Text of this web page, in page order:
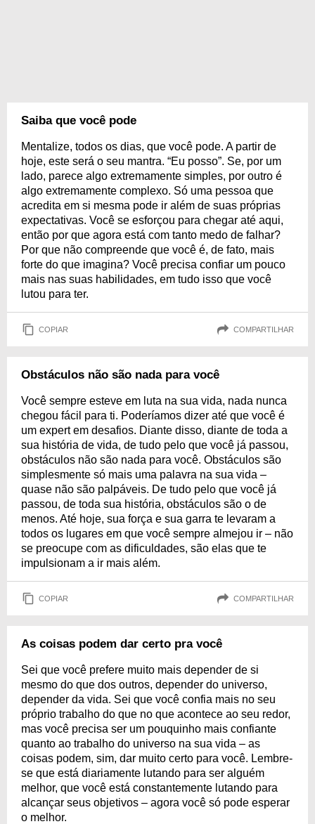
Saiba que você pode
Mentalize, todos os dias, que você pode. A partir de
hoje, este será o seu mantra. “Eu posso”. Se, por um
lado, parece algo extremamente simples, por outro é
algo extremamente complexo. Só uma pessoa que
acredita em si mesma pode ir além de suas próprias
expectativas. Você se esforçou para chegar até aqui,
então por que agora está com tanto medo de falhar?
Por que não compreende que você é, de fato, mais
forte do que imagina? Você precisa confiar um pouco
mais nas suas habilidades, em tudo isso que você
lutou para ter.
COPIAR COMPARTILHAR
Obstáculos não são nada para você
Você sempre esteve em luta na sua vida, nada nunca
chegou fácil para ti. Poderíamos dizer até que você é
um expert em desafios. Diante disso, diante de toda a
sua história de vida, de tudo pelo que você já passou,
obstáculos não são nada para você. Obstáculos são
simplesmente só mais uma palavra na sua vida –
quase não são palpáveis. De tudo pelo que você já
passou, de toda sua história, obstáculos são o de
menos. Até hoje, sua força e sua garra te levaram a
todos os lugares em que você sempre almejou ir – não
se preocupe com as dificuldades, são elas que te
impulsionam a ir mais além.
COPIAR COMPARTILHAR
As coisas podem dar certo pra você
Sei que você prefere muito mais depender de si
mesmo do que dos outros, depender do universo,
depender da vida. Sei que você confia mais no seu
próprio trabalho do que no que acontece ao seu redor,
mas você precisa ser um pouquinho mais confiante
quanto ao trabalho do universo na sua vida – as
coisas podem, sim, dar muito certo para você. Lembre-
se que está diariamente lutando para ser alguém
melhor, que você está constantemente lutando para
alcançar seus objetivos – agora você só pode esperar
o melhor.